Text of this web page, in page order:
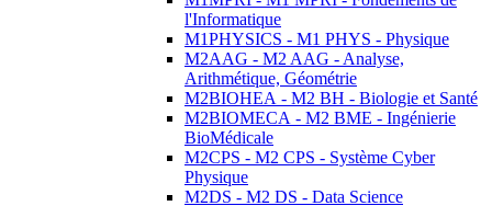
l'Informatique
M1PHYSICS - M1 PHYS - Physique
M2AAG - M2 AAG - Analyse,
Arithmétique, Géométrie
M2BIOHEA - M2 BH - Biologie et Santé
M2BIOMECA - M2 BME - Ingénierie
BioMédicale
M2CPS - M2 CPS - Système Cyber
Physique
M2DS - M2 DS - Data Science